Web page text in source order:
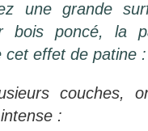
une grande
bois poncé, la
cet effet de patine :
couches,
: